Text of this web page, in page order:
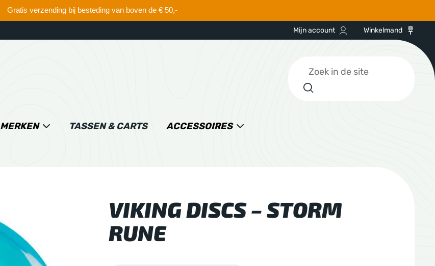
Gratis verzending bij besteding van boven de € 50,-
Mijn account Winkelmand
MERKEN TASSEN & CARTS ACCESSOIRES
Zoeken
VIKING DISCS – STORM
RUNE